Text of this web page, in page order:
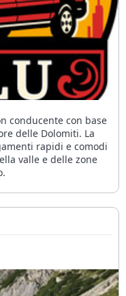
conducente con base
delle Dolomiti. La
rapidi e comodi
valle e delle zone